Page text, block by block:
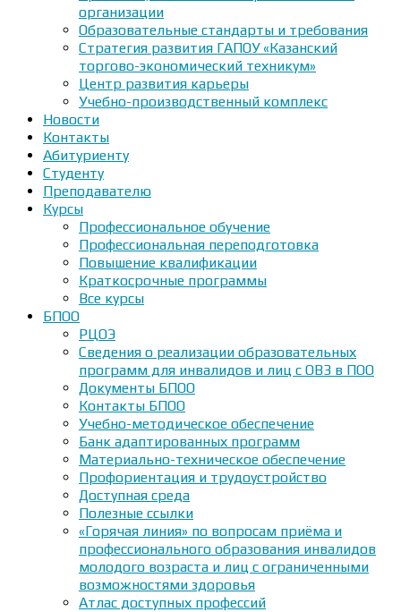
организации
Образовательные стандарты и требования
Стратегия развития ГАПОУ «Казанский
торгово-экономический техникум»
Центр развития карьеры
Учебно-производственный комплекс
Новости
Контакты
Абитуриенту
Студенту
Преподавателю
Курсы
Профессиональное обучение
Профессиональная переподготовка
Повышение квалификации
Краткосрочные программы
Все курсы
БПОО
РЦОЭ
Сведения о реализации образовательных
программ для инвалидов и лиц с ОВЗ в ПОО
Документы БПОО
Контакты БПОО
Учебно-методическое обеспечение
Банк адаптированных программ
Материально-техническое обеспечение
Профориентация и трудоустройство
Доступная среда
Полезные ссылки
«Горячая линия» по вопросам приёма и
профессионального образования инвалидов
молодого возраста и лиц с ограниченными
возможностями здоровья
Атлас доступных профессий